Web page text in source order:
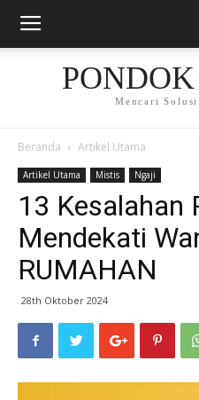
Mencari
Beranda Artikel Utama
Artikel Utama Mistis Ngaji
13 Kesalahan
Mendekati
RUMAHAN
28th Oktober 2024